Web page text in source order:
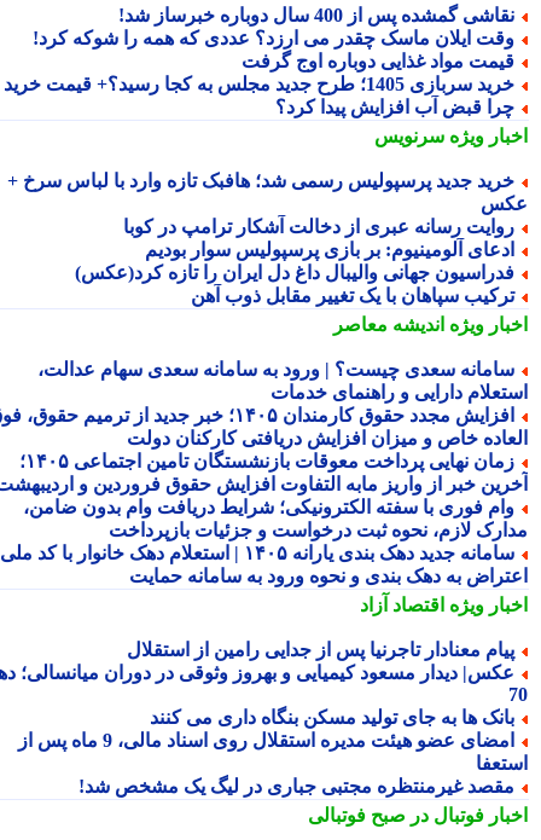
گمشده پس از 400 سال دوباره خبرساز شد!
ایلان ماسک چقدر می ارزد؟ عددی که همه را شوکه کرد!
مواد غذایی دوباره اوج گرفت
سربازی 1405؛ طرح جدید مجلس به کجا رسید؟+ قیمت خرید
قبض آب افزایش پیدا کرد؟
ویژهسرنویس
جدید پرسپولیس رسمی شد؛ هافبک تازه وارد با لباس سرخ +
رسانه عبری از دخالت آشکار ترامپ در کوبا
آلومینیوم: بر بازی پرسپولیس سوار بودیم
جهانی والیبال داغ دل ایران را تازه کرد(عکس)
سپاهان با یک تغییر مقابل ذوب آهن
ویژهاندیشه معاصر
سعدی چیست؟ | ورود به سامانه سعدی سهام عدالت،
دارایی و راهنمای خدمات
افزایش مجدد حقوق کارمندان ۱۴۰۵؛ خبر جدید از ترمیم حقوق، فوق
خاص و میزان افزایش دریافتی کارکنان دولت
زمان نهایی پرداخت معوقات بازنشستگان تامین اجتماعی ۱۴۰۵؛
خبر از واریز مابه التفاوت افزایش حقوق فروردین و اردیبهشت
فوری با سفته الکترونیکی؛ شرایط دریافت وام بدون ضامن،
لازم، نحوه ثبت درخواست و جزئیات بازپرداخت
سامانه جدید دهک بندی یارانه ۱۴۰۵ | استعلام دهک خانوار با کد ملی،
به دهک بندی و نحوه ورود به سامانه حمایت
ویژهاقتصاد آزاد
معنادار تاجرنیا پس از جدایی رامین از استقلال
دیدار مسعود کیمیایی و بهروز وثوقی در دوران میانسالی؛ دهه
ها به جای تولید مسکن بنگاه داری می کنند
امضای عضو هیئت مدیره استقلال روی اسناد مالی، 9 ماه پس از
غیرمنتظره مجتبی جباری در لیگ یک مشخص شد!
فوتبال در صبح فوتبالی